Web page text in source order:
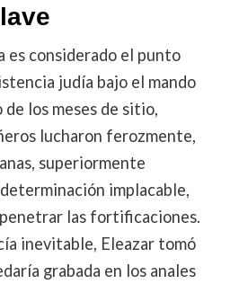
es considerado el punto
judía bajo el mando
de los meses de sitio,
lucharon ferozmente,
superiormente
implacable,
las fortificaciones.
inevitable, Eleazar tomó
grabada en los anales